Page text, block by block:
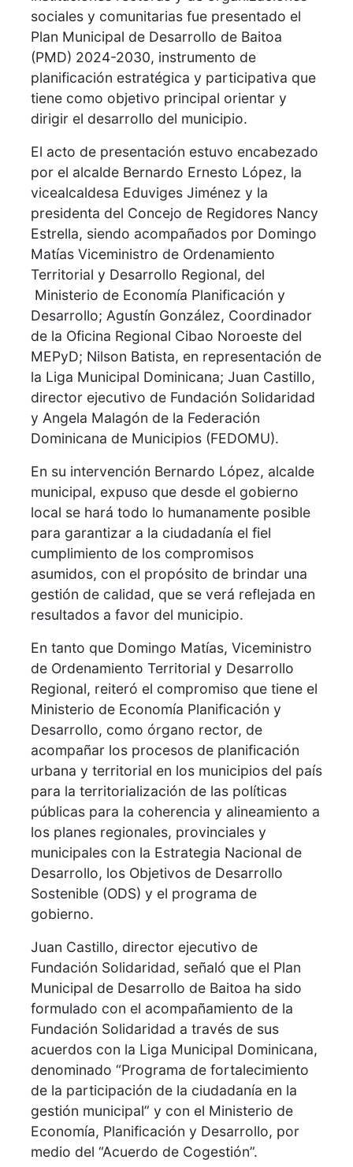
sociales y comunitarias fue presentado el
Plan Municipal de Desarrollo de Baitoa
(PMD) 2024-2030, instrumento de
planificación estratégica y participativa que
tiene como objetivo principal orientar y
dirigir el desarrollo del municipio.
El acto de presentación estuvo encabezado
por el alcalde Bernardo Ernesto López, la
vicealcaldesa Eduviges Jiménez y la
presidenta del Concejo de Regidores Nancy
Estrella, siendo acompañados por Domingo
Matías Viceministro de Ordenamiento
Territorial y Desarrollo Regional, del
Ministerio de Economía Planificación y
Desarrollo; Agustín González, Coordinador
de la Oficina Regional Cibao Noroeste del
MEPyD; Nilson Batista, en representación de
la Liga Municipal Dominicana; Juan Castillo,
director ejecutivo de Fundación Solidaridad
y Angela Malagón de la Federación
Dominicana de Municipios (FEDOMU).
En su intervención Bernardo López, alcalde
municipal, expuso que desde el gobierno
local se hará todo lo humanamente posible
para garantizar a la ciudadanía el fiel
cumplimiento de los compromisos
asumidos, con el propósito de brindar una
gestión de calidad, que se verá reflejada en
resultados a favor del municipio.
En tanto que Domingo Matías, Viceministro
de Ordenamiento Territorial y Desarrollo
Regional, reiteró el compromiso que tiene el
Ministerio de Economía Planificación y
Desarrollo, como órgano rector, de
acompañar los procesos de planificación
urbana y territorial en los municipios del país
para la territorialización de las políticas
públicas para la coherencia y alineamiento a
los planes regionales, provinciales y
municipales con la Estrategia Nacional de
Desarrollo, los Objetivos de Desarrollo
Sostenible (ODS) y el programa de
gobierno.
Juan Castillo, director ejecutivo de
Fundación Solidaridad, señaló que el Plan
Municipal de Desarrollo de Baitoa ha sido
formulado con el acompañamiento de la
Fundación Solidaridad a través de sus
acuerdos con la Liga Municipal Dominicana,
denominado “Programa de fortalecimiento
de la participación de la ciudadanía en la
gestión municipal” y con el Ministerio de
Economía, Planificación y Desarrollo, por
medio del “Acuerdo de Cogestión”.